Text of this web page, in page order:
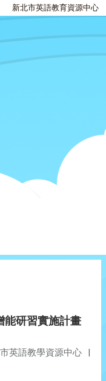
新北市英語教育資源中心
能研習實施計畫
英語教學資源中心 |